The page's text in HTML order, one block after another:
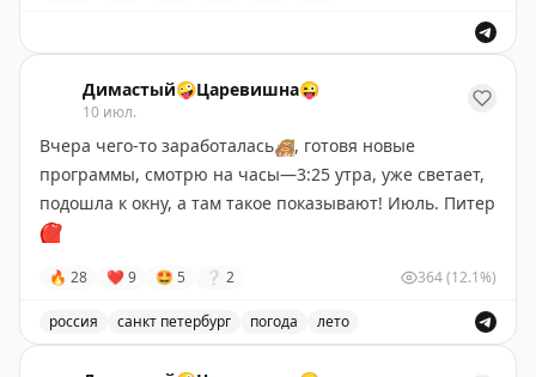
Димастый🤪Царевишна😜
10 июл.
Вчера чего-то заработалась🙈, готовя новые
программы, смотрю на часы—3:25 утра, уже светает,
подошла к окну, а там такое показывают! Июль. Питер
❤️
🔥 28 ❤ 9 🤩 5 ❔ 2 364(12.1%)
россия санкт петербург погода лето